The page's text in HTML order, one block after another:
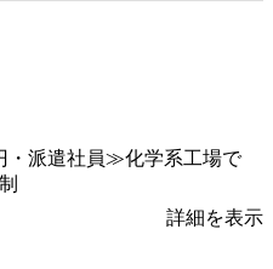
・派遣社員≫化学系工場で
詳細を表示